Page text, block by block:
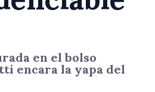
en el bolso
encara la yapa del